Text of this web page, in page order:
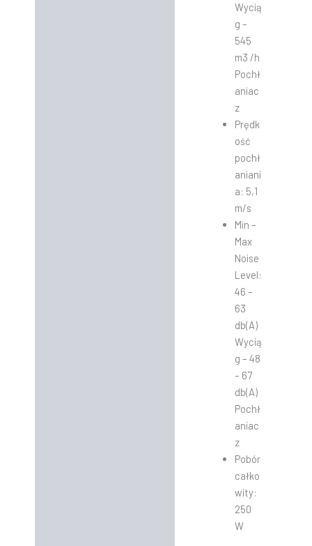
Wycią
g –
545
m3 /h
Pochł
aniac
z
Prędk
ość
pochł
aniani
a: 5,1
m/s
Min –
Max
Noise
Level:
46 –
63
db(A)
Wycią
g – 48
– 67
db(A)
Pochł
aniac
z
Pobór
całko
wity:
250
W